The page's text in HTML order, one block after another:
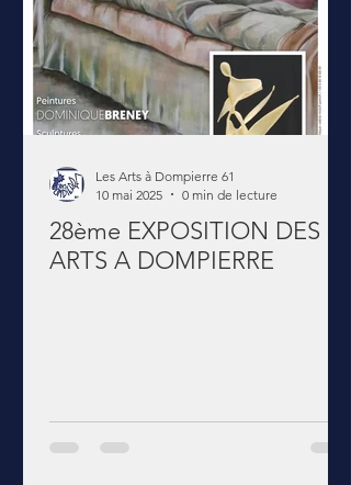
28ème EXPOSITION DES
ARTS A DOMPIERRE
Les Arts à Dompierre 61
10 mai 2025
0 min de lecture